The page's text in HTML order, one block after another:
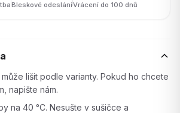
Bleskové odesláníVrácení do 100 dnů
lišit podle varianty. Pokud ho chcete
napište nám.
na 40 °C. Nesušte v sušičce a